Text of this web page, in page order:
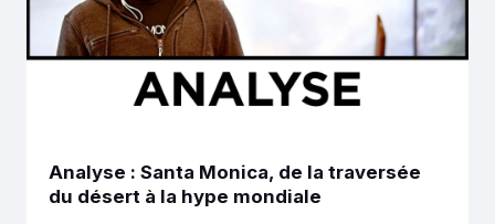
Analyse : Santa Monica, de la traversée
du désert à la hype mondiale